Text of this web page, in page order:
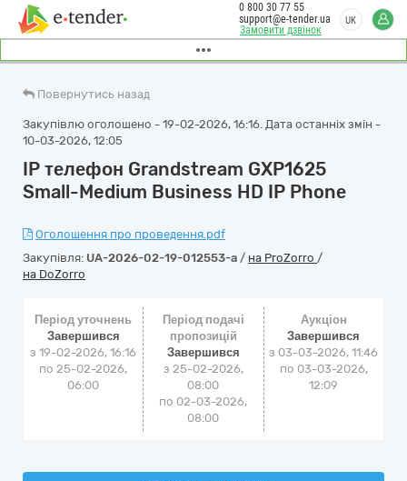
Замовити дзвінок
0 800 30 77 55
support@e-tender.ua
UK
Повернутись назад
Закупівлю оголошено - 19-02-2026, 16:16. Дата останніх змін -
10-03-2026, 12:05
IP телефон Grandstream GXP1625
Small-Medium Business HD IP Phonе
Оголошення про проведення.pdf
Закупівля: UA-2026-02-19-012553-a / на ProZorro /
на DoZorro
Період уточнень
Завершився
з 19-02-2026, 16:16
по 25-02-2026,
06:00
Період подачі
пропозицій
Завершився
з 25-02-2026,
08:00
по 02-03-2026,
08:00
Аукціон
Завершився
з 03-03-2026, 11:46
по 03-03-2026,
12:09